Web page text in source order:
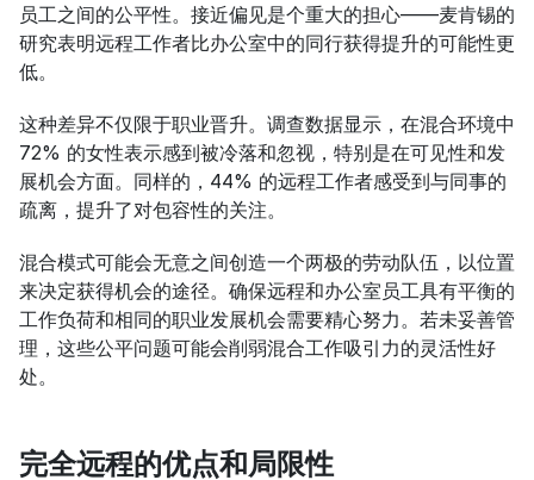
员工之间的公平性。接近偏见是个重大的担心——麦肯锡的
研究表明远程工作者比办公室中的同行获得提升的可能性更
低。
这种差异不仅限于职业晋升。调查数据显示，在混合环境中
72% 的女性表示感到被冷落和忽视，特别是在可见性和发
展机会方面。同样的，44% 的远程工作者感受到与同事的
疏离，提升了对包容性的关注。
混合模式可能会无意之间创造一个两极的劳动队伍，以位置
来决定获得机会的途径。确保远程和办公室员工具有平衡的
工作负荷和相同的职业发展机会需要精心努力。若未妥善管
理，这些公平问题可能会削弱混合工作吸引力的灵活性好
处。
完全远程的优点和局限性